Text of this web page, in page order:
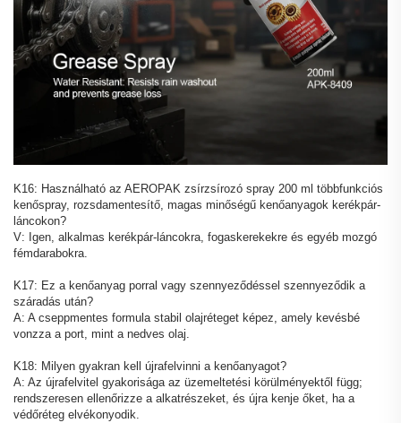
K16: Használható az AEROPAK zsírzsírozó spray 200 ml többfunkciós
kenőspray, rozsdamentesítő, magas minőségű kenőanyagok kerékpár-
láncokon?
V: Igen, alkalmas kerékpár-láncokra, fogaskerekekre és egyéb mozgó
fémdarabokra.
K17: Ez a kenőanyag porral vagy szennyeződéssel szennyeződik a
száradás után?
A: A cseppmentes formula stabil olajréteget képez, amely kevésbé
vonzza a port, mint a nedves olaj.
K18: Milyen gyakran kell újrafelvinni a kenőanyagot?
A: Az újrafelvitel gyakorisága az üzemeltetési körülményektől függ;
rendszeresen ellenőrizze a alkatrészeket, és újra kenje őket, ha a
védőréteg elvékonyodik.